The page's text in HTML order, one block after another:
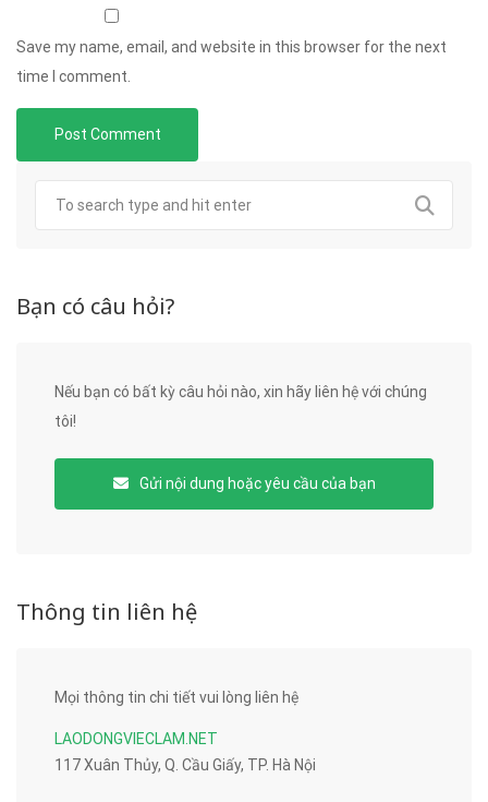
Save my name, email, and website in this browser for the next
time I comment.
Bạn có câu hỏi?
Nếu bạn có bất kỳ câu hỏi nào, xin hãy liên hệ với chúng
tôi!
Gửi nội dung hoặc yêu cầu của bạn
Thông tin liên hệ
Mọi thông tin chi tiết vui lòng liên hệ
LAODONGVIECLAM.NET
117 Xuân Thủy, Q. Cầu Giấy, TP. Hà Nội